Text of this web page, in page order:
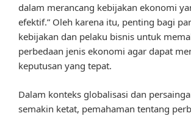
dalam merancang kebijakan ekonomi
efektif.” Oleh karena itu, penting bagi
kebijakan dan pelaku bisnis untuk
perbedaan jenis ekonomi agar dapat
keputusan yang tepat.
Dalam konteks globalisasi dan
semakin ketat, pemahaman tentang